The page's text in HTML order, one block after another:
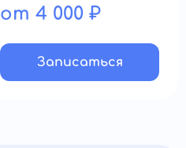
от 4 000 ₽
Записатьcя